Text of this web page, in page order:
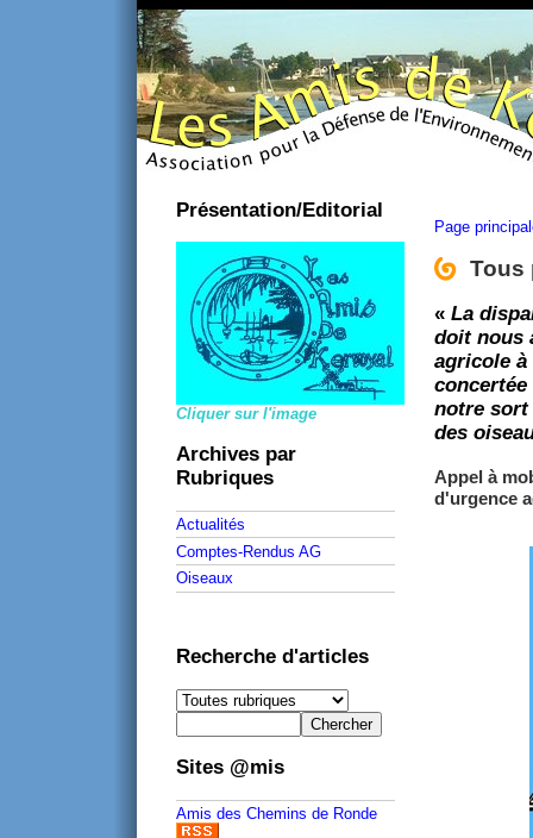
Page
Tous
« La
doit nous
agricole
notre sort
des
Appel à
d'urgence
Présentation/Editorial
Cliquer sur l'image
Archives par
Rubriques
Actualités
Comptes-Rendus AG
Oiseaux
Recherche d'articles
Sites @mis
Amis des Chemins de Ronde